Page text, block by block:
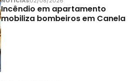
Incêndio em apartamento
mobiliza bombeiros em Canela